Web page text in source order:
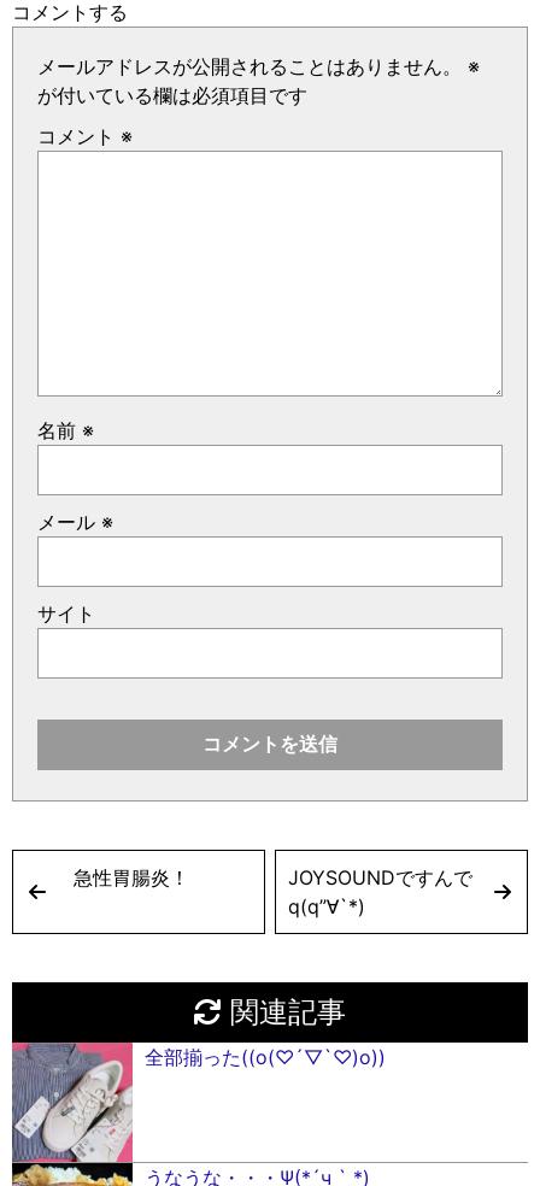
コメントする
メールアドレスが公開されることはありません。
※
が付いている欄は必須項目です
コメント ※
名前 ※
メール ※
サイト
急性胃腸炎！
JOYSOUNDですんで
q(q”∀`*)
関連記事
全部揃った((o(♡´▽`♡)o))
うなうな・・・Ψ(*´ч ` *)